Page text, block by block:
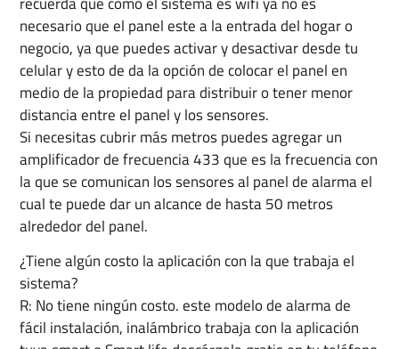
necesario que el panel este a la entrada del hogar o
negocio, ya que puedes activar y desactivar desde tu
celular y esto de da la opción de colocar el panel en
medio de la propiedad para distribuir o tener menor
distancia entre el panel y los sensores.
Si necesitas cubrir más metros puedes agregar un
amplificador de frecuencia 433 que es la frecuencia con
la que se comunican los sensores al panel de alarma el
cual te puede dar un alcance de hasta 50 metros
alrededor del panel.
¿Tiene algún costo la aplicación con la que trabaja el
sistema?
R: No tiene ningún costo. este modelo de alarma de
fácil instalación, inalámbrico trabaja con la aplicación